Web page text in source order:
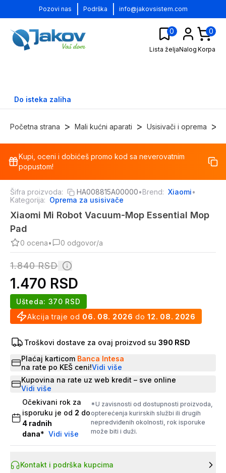
Pozovi nas Podrška info@jakovsistem.com
0
Lista željaNalog
0
Korpa
Do isteka zaliha
Početna strana > Mali kućni aparati > Usisivači i oprema >
%
Kupi, oceni i dobićeš promo kod sa neverovatnim
popustom!
Šifra proizvoda: HA008815A00000•Brend: Xiaomi•
Kategorija: Oprema za usisivače
Xiaomi Mi Robot Vacuum-Mop Essential Mop
Pad
0 ocena• 0 odgovor/a
1.840RSD
1.470 RSD
Akcija traje od 06. 08. 2026 do 12. 08. 2026
Ušteda: 370 RSD
Troškovi dostave za ovaj proizvod su 390 RSD
Plaćaj karticom Banca Intesa
na rate po KEŠ ceni!Vidi više
Kupovina na rate uz web kredit – sve online
Vidi više
Očekivani rok za
isporuku je od 2 do
4 radnih
dana* Vidi više
*U zavisnosti od dostupnosti proizvoda,
opterećenja kurirskih službi ili drugih
nepredviđenih okolnosti, rok isporuke
može biti i duži.
Kontakt i podrška kupcima